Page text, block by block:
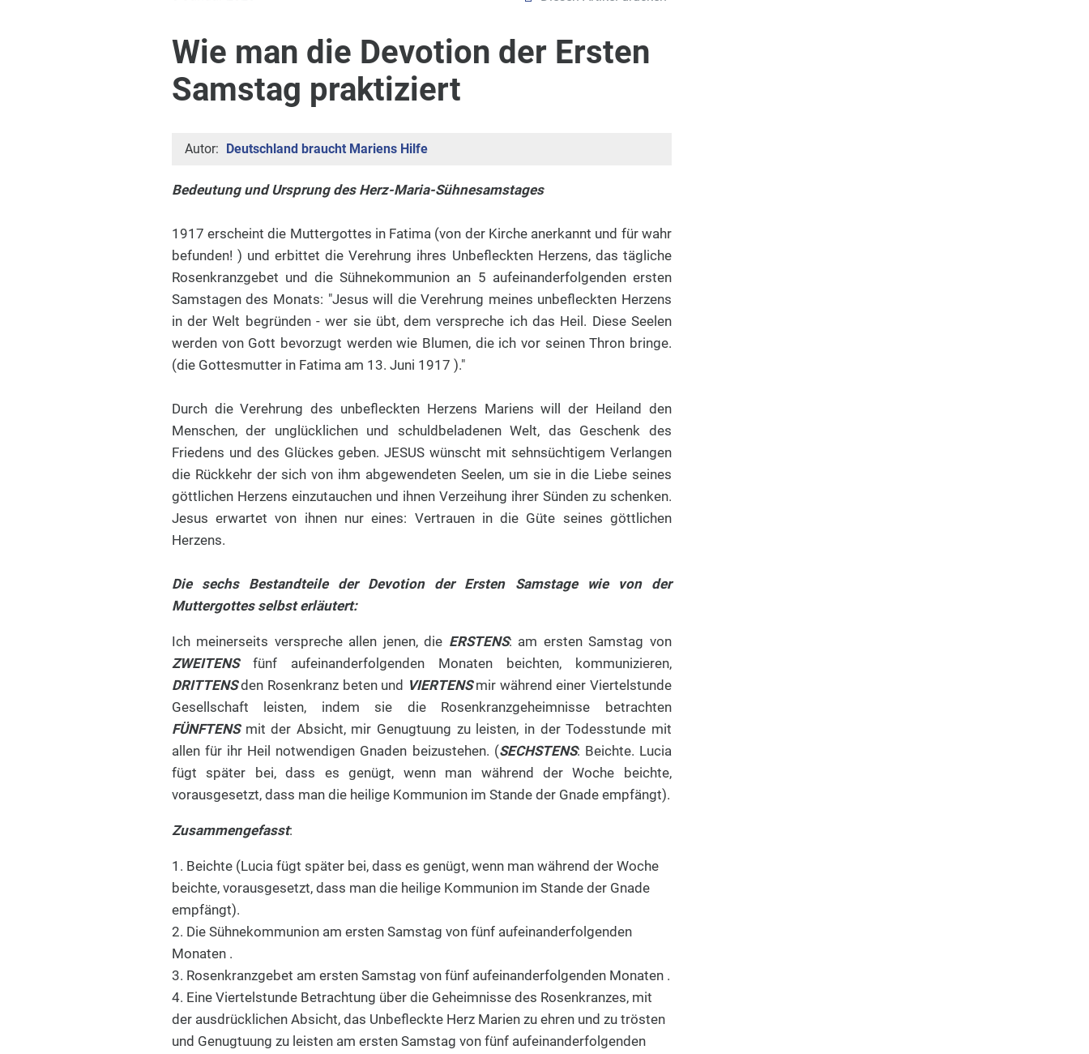
Wie man die Devotion der Ersten
Samstag praktiziert
Autor: Deutschland braucht Mariens Hilfe
Bedeutung und Ursprung des Herz-Maria-Sühnesamstages
1917 erscheint die Muttergottes in Fatima (von der Kirche anerkannt und für wahr
befunden! ) und erbittet die Verehrung ihres Unbefleckten Herzens, das tägliche
Rosenkranzgebet und die Sühnekommunion an 5 aufeinanderfolgenden ersten
Samstagen des Monats: "Jesus will die Verehrung meines unbefleckten Herzens
in der Welt begründen - wer sie übt, dem verspreche ich das Heil. Diese Seelen
werden von Gott bevorzugt werden wie Blumen, die ich vor seinen Thron bringe.
(die Gottesmutter in Fatima am 13. Juni 1917 )."
Durch die Verehrung des unbefleckten Herzens Mariens will der Heiland den
Menschen, der unglücklichen und schuldbeladenen Welt, das Geschenk des
Friedens und des Glückes geben. JESUS wünscht mit sehnsüchtigem Verlangen
die Rückkehr der sich von ihm abgewendeten Seelen, um sie in die Liebe seines
göttlichen Herzens einzutauchen und ihnen Verzeihung ihrer Sünden zu schenken.
Jesus erwartet von ihnen nur eines: Vertrauen in die Güte seines göttlichen
Herzens.
Die sechs Bestandteile der Devotion der Ersten Samstage wie von der
Muttergottes selbst erläutert:
Ich meinerseits verspreche allen jenen, die ERSTENS: am ersten Samstag von
ZWEITENS fünf aufeinanderfolgenden Monaten beichten, kommunizieren,
DRITTENSden Rosenkranz beten und VIERTENSmir während einer Viertelstunde
Gesellschaft leisten, indem sie die Rosenkranzgeheimnisse betrachten
FÜNFTENS mit der Absicht, mir Genugtuung zu leisten, in der Todesstunde mit
allen für ihr Heil notwendigen Gnaden beizustehen. (SECHSTENS: Beichte. Lucia
fügt später bei, dass es genügt, wenn man während der Woche beichte,
vorausgesetzt, dass man die heilige Kommunion im Stande der Gnade empfängt).
Zusammengefasst:
1. Beichte (Lucia fügt später bei, dass es genügt, wenn man während der Woche
beichte, vorausgesetzt, dass man die heilige Kommunion im Stande der Gnade
empfängt).
2. Die Sühnekommunion am ersten Samstag von fünf aufeinanderfolgenden
Monaten .
3. Rosenkranzgebet am ersten Samstag von fünf aufeinanderfolgenden Monaten .
4. Eine Viertelstunde Betrachtung über die Geheimnisse des Rosenkranzes, mit
der ausdrücklichen Absicht, das Unbefleckte Herz Marien zu ehren und zu trösten
und Genugtuung zu leisten am ersten Samstag von fünf aufeinanderfolgenden